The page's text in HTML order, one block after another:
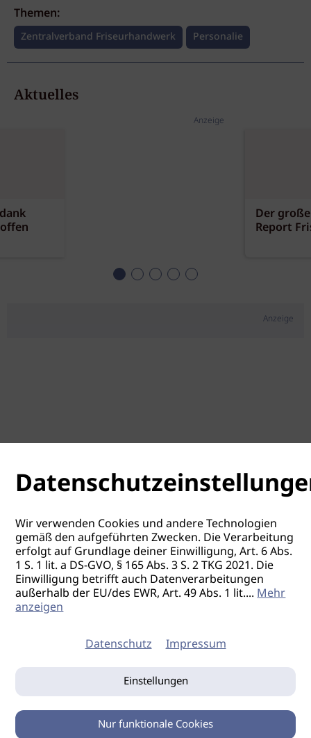
Themen:
Zentralverband Friseurhandwerk Personalie
Aktuelles
Anzeige
Der
Report
Anzeige
Wir verwenden Cookies und andere Technologien
gemäß den aufgeführten Zwecken. Die Verarbeitung
erfolgt auf Grundlage deiner Einwilligung, Art. 6 Abs.
1 S. 1 lit. a DS-GVO, § 165 Abs. 3 S. 2 TKG 2021. Die
Einwilligung betrifft auch Datenverarbeitungen
außerhalb der EU/des EWR, Art. 49 Abs. 1 lit....Mehr
anzeigen
Datenschutz Impressum
Einstellungen
Nur funktionale Cookies